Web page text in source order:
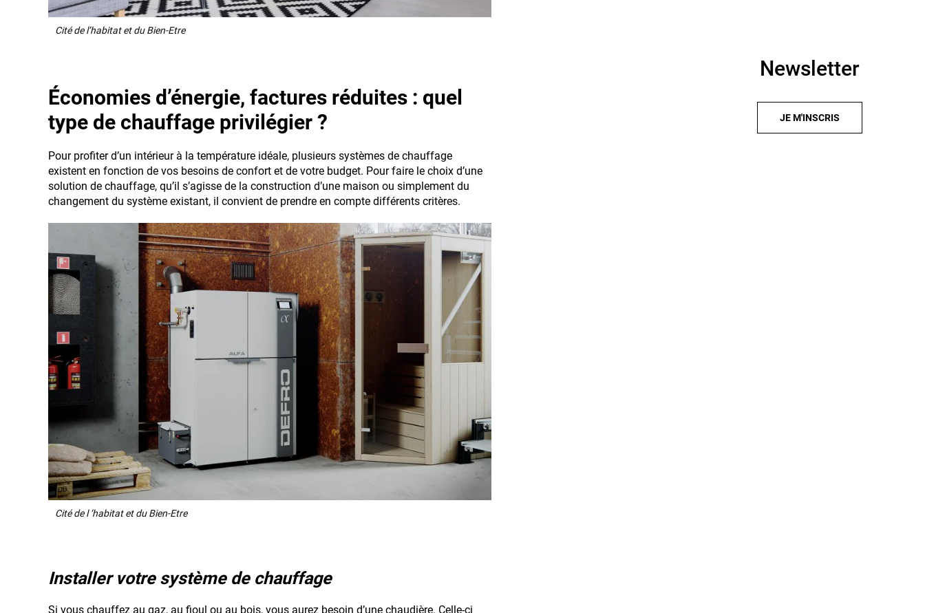
Cité de l’habitat et du Bien-Etre
Économies d’énergie, factures réduites : quel
type de chauffage privilégier ?
Pour profiter d’un intérieur à la température idéale, plusieurs systèmes de chauffage
existent en fonction de vos besoins de confort et de votre budget. Pour faire le choix d’une
solution de chauffage, qu’il s’agisse de la construction d’une maison ou simplement du
changement du système existant, il convient de prendre en compte différents critères.
Cité de l ‘habitat et du Bien-Etre
Installer votre système de chauffage
Si vous chauffez au gaz, au fioul ou au bois, vous aurez besoin d’une chaudière. Celle-ci
Newsletter
JE M'INSCRIS